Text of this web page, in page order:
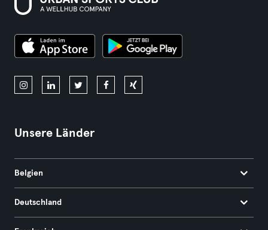
Unsere Länder
Belgien
Deutschland